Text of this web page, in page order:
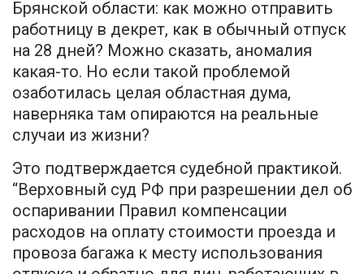
Брянской области: как можно отправить
работницу в декрет, как в обычный отпуск
на 28 дней? Можно сказать, аномалия
какая-то. Но если такой проблемой
озаботилась целая областная дума,
наверняка там опираются на реальные
случаи из жизни?
Это подтверждается судебной практикой.
“Верховный суд РФ при разрешении дел об
оспаривании Правил компенсации
расходов на оплату стоимости проезда и
провоза багажа к месту использования